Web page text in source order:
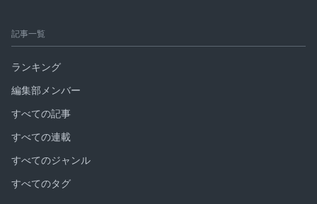
記事一覧
ランキング
編集部メンバー
すべての記事
すべての連載
すべてのジャンル
すべてのタグ